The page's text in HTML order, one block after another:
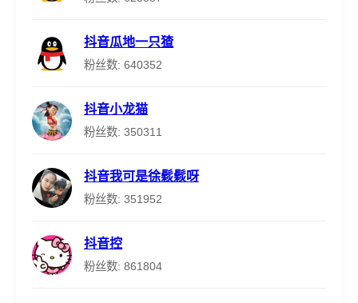
抖音瓜地一只猹
粉丝数: 640352
抖音小龙猫
粉丝数: 350311
抖音我可是徐鬏鬏呀
粉丝数: 351952
抖音控
粉丝数: 861804